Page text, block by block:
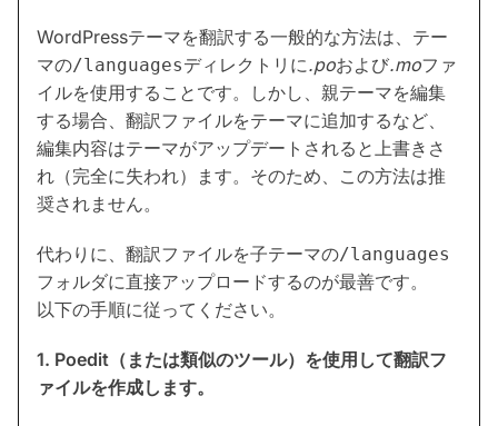
WordPressテーマを翻訳する一般的な方法は、テー
マの/languagesディレクトリに.poおよび.moファ
イルを使用することです。しかし、親テーマを編集
する場合、翻訳ファイルをテーマに追加するなど、
編集内容はテーマがアップデートされると上書きさ
れ（完全に失われ）ます。そのため、この方法は推
奨されません。
代わりに、翻訳ファイルを子テーマの/languages
フォルダに直接アップロードするのが最善です。
以下の手順に従ってください。
1. Poedit（または類似のツール）を使用して翻訳フ
ァイルを作成します。